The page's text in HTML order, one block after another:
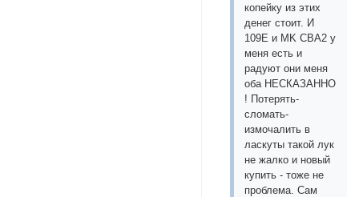
копейку из этих
денег стоит. И
109Е и MK CBA2 у
меня есть и
радуют они меня
оба НЕСКАЗАННО
! Потерять-
сломать-
измочалить в
ласкуты такой лук
не жалко и новый
купить - тоже не
проблема. Сам